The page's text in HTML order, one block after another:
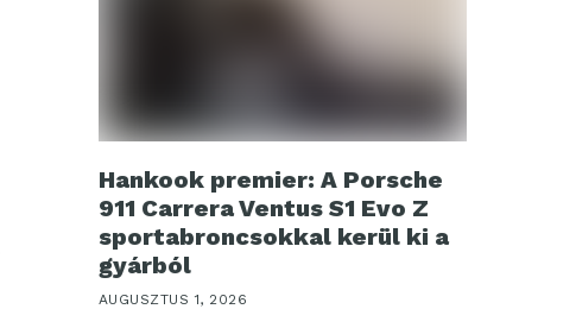
Hankook premier: A Porsche
911 Carrera Ventus S1 Evo Z
sportabroncsokkal kerül ki a
gyárból
AUGUSZTUS 1, 2026